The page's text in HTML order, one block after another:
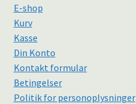
E-shop
Kurv
Kasse
Din Konto
Kontakt formular
Betingelser
Politik for personoplysninger